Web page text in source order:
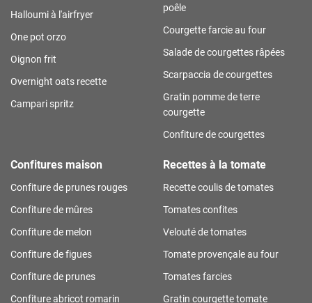
Halloumi à l'airfryer
One pot orzo
Oignon frit
Overnight oats recette
Campari spritz
poêle
Courgette farcie au four
Salade de courgettes râpées
Scarpaccia de courgettes
Gratin pomme de terre
courgette
Confiture de courgettes
Confitures maison
Confiture de prunes rouges
Confiture de mûres
Confiture de melon
Confiture de figues
Confiture de prunes
Confiture abricot romarin
Recettes à la tomate
Recette coulis de tomates
Tomates confites
Velouté de tomates
Tomate provençale au four
Tomates farcies
Gratin courgette tomate